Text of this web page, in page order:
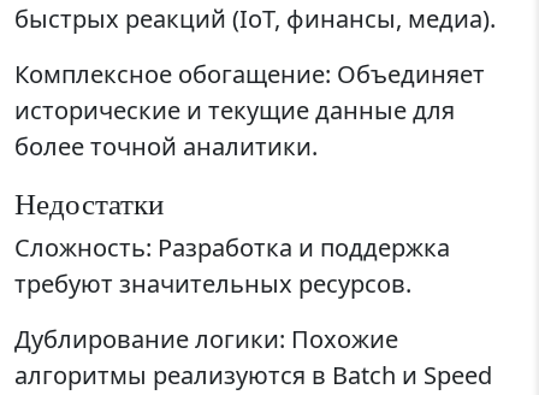
быстрых реакций (IoT, финансы, медиа).
Комплексное обогащение: Объединяет
исторические и текущие данные для
более точной аналитики.
Недостатки
Сложность: Разработка и поддержка
требуют значительных ресурсов.
Дублирование логики: Похожие
алгоритмы реализуются в Batch и Speed